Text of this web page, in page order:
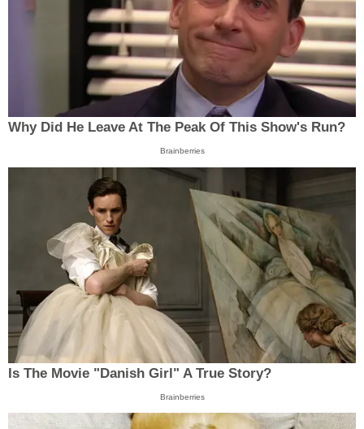
Why Did He Leave At The Peak Of This Show's Run?
Brainberries
Is The Movie "Danish Girl" A True Story?
Brainberries